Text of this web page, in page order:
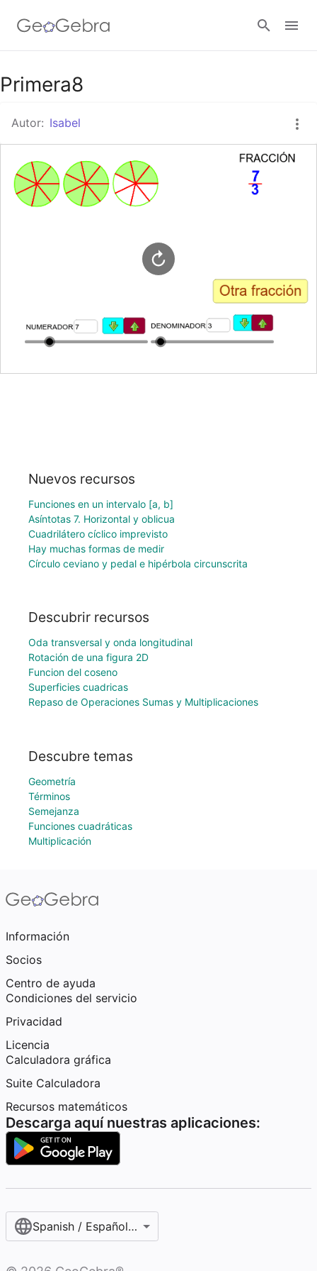
Google Classroom
GeoGebra Classroom
Abrir sesión
Primera8
Autor: Isabel
Nuevos recursos
Funciones en un intervalo [a, b]
Asíntotas 7. Horizontal y oblicua
Cuadrilátero cíclico imprevisto
Hay muchas formas de medir
Círculo ceviano y pedal e hipérbola circunscrita
Descubrir recursos
Oda transversal y onda longitudinal
Rotación de una figura 2D
Funcion del coseno
Superficies cuadricas
Repaso de Operaciones Sumas y Multiplicaciones
Descubre temas
Geometría
Términos
Semejanza
Funciones cuadráticas
Multiplicación
Información
Socios
Centro de ayuda
Condiciones del servicio
Privacidad
Licencia
Calculadora gráfica
Suite Calculadora
Recursos matemáticos
Descarga aquí nuestras aplicaciones:
Spanish / Español (internacional)